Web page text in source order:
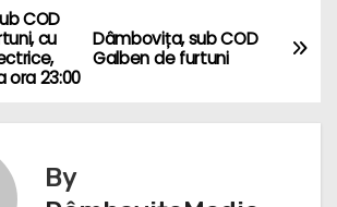
Dâmbovița, sub COD
Galben de furtuni
COD
cu
ora 23:00
By